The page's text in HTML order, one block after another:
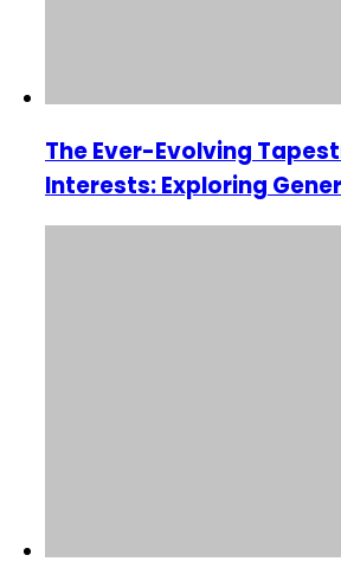
The Ever-Evolving
Interests: Exploring